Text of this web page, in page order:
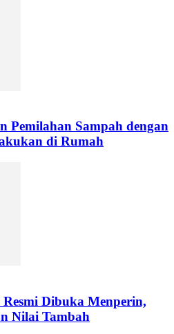
Pemilahan Sampah dengan
di Rumah
Dibuka Menperin,
Nilai Tambah